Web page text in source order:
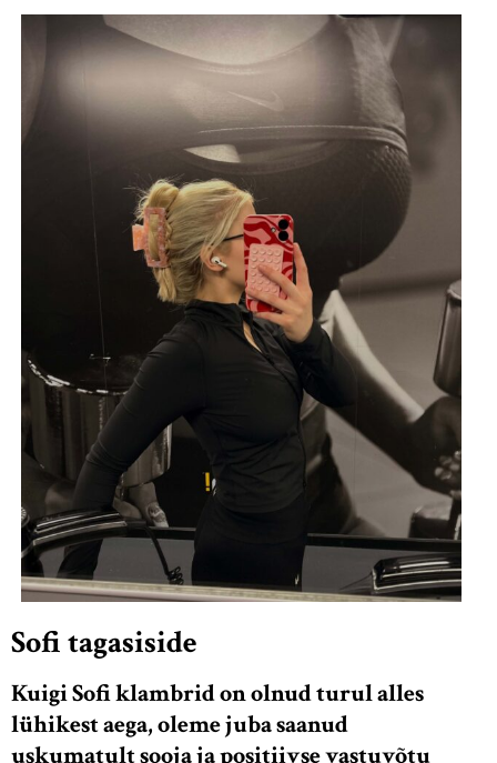
Sofi tagasiside
Kuigi Sofi klambrid on olnud turul alles
lühikest aega, oleme juba saanud
uskumatult sooja ja positiivse vastuvõtu